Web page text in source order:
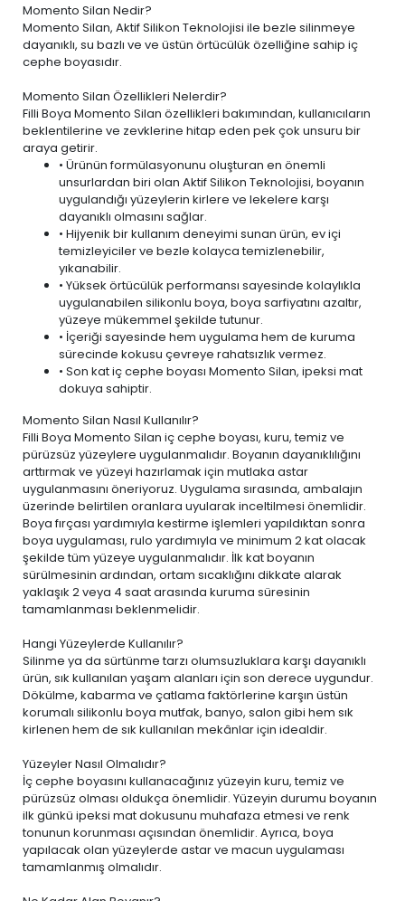
Momento Silan Nedir?
Momento Silan, Aktif Silikon Teknolojisi ile bezle silinmeye
dayanıklı, su bazlı ve ve üstün örtücülük özelliğine sahip iç
cephe boyasıdır.
Momento Silan Özellikleri Nelerdir?
Filli Boya Momento Silan özellikleri bakımından, kullanıcıların
beklentilerine ve zevklerine hitap eden pek çok unsuru bir
araya getirir.
• Ürünün formülasyonunu oluşturan en önemli
unsurlardan biri olan Aktif Silikon Teknolojisi, boyanın
uygulandığı yüzeylerin kirlere ve lekelere karşı
dayanıklı olmasını sağlar.
• Hijyenik bir kullanım deneyimi sunan ürün, ev içi
temizleyiciler ve bezle kolayca temizlenebilir,
yıkanabilir.
• Yüksek örtücülük performansı sayesinde kolaylıkla
uygulanabilen silikonlu boya, boya sarfiyatını azaltır,
yüzeye mükemmel şekilde tutunur.
• İçeriği sayesinde hem uygulama hem de kuruma
sürecinde kokusu çevreye rahatsızlık vermez.
• Son kat iç cephe boyası Momento Silan, ipeksi mat
dokuya sahiptir.
Momento Silan Nasıl Kullanılır?
Filli Boya Momento Silan iç cephe boyası, kuru, temiz ve
pürüzsüz yüzeylere uygulanmalıdır. Boyanın dayanıklılığını
arttırmak ve yüzeyi hazırlamak için mutlaka astar
uygulanmasını öneriyoruz. Uygulama sırasında, ambalajın
üzerinde belirtilen oranlara uyularak inceltilmesi önemlidir.
Boya fırçası yardımıyla kestirme işlemleri yapıldıktan sonra
boya uygulaması, rulo yardımıyla ve minimum 2 kat olacak
şekilde tüm yüzeye uygulanmalıdır. İlk kat boyanın
sürülmesinin ardından, ortam sıcaklığını dikkate alarak
yaklaşık 2 veya 4 saat arasında kuruma süresinin
tamamlanması beklenmelidir.
Hangi Yüzeylerde Kullanılır?
Silinme ya da sürtünme tarzı olumsuzluklara karşı dayanıklı
ürün, sık kullanılan yaşam alanları için son derece uygundur.
Dökülme, kabarma ve çatlama faktörlerine karşın üstün
korumalı silikonlu boya mutfak, banyo, salon gibi hem sık
kirlenen hem de sık kullanılan mekânlar için idealdir.
Yüzeyler Nasıl Olmalıdır?
İç cephe boyasını kullanacağınız yüzeyin kuru, temiz ve
pürüzsüz olması oldukça önemlidir. Yüzeyin durumu boyanın
ilk günkü ipeksi mat dokusunu muhafaza etmesi ve renk
tonunun korunması açısından önemlidir. Ayrıca, boya
yapılacak olan yüzeylerde astar ve macun uygulaması
tamamlanmış olmalıdır.